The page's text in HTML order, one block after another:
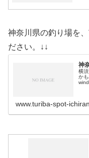
神奈川県の釣り場を
ださい。↓↓
神
横
か
www.turiba-spot-